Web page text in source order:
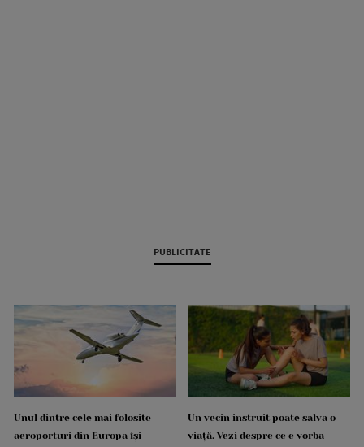
PUBLICITATE
Unul dintre cele mai folosite
aeroporturi din Europa își
Un vecin instruit poate salva o
viață. Vezi despre ce e vorba